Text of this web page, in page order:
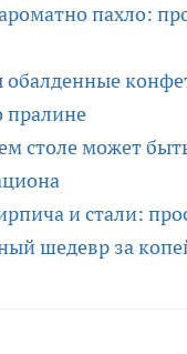
пахло:
пралине
может
и стали:
шедевр за